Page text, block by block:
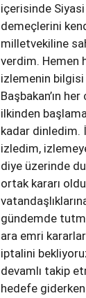
içerisinde Siyasi
demeçlerini
milletvekiline
verdim. Hemen
izlemenin bilgisi
Başbakan’ın
ilkinden
kadar dinledim.
izledim,
diye üzerinde
ortak kararı
gündemde
ara emri
iptalini
devamlı takip
hedefe